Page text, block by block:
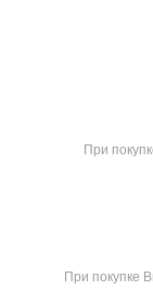
При
При покупке